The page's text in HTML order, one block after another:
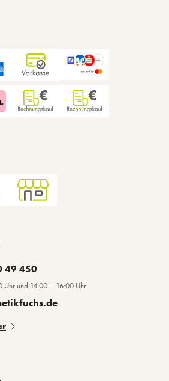
49 450
Uhr und 14:00 – 16:00 Uhr